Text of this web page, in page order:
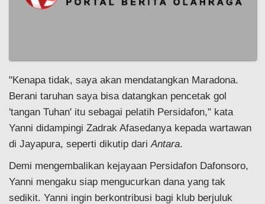
"Kenapa tidak, saya akan mendatangkan Maradona.
Berani taruhan saya bisa datangkan pencetak gol
'tangan Tuhan' itu sebagai pelatih Persidafon," kata
Yanni didampingi Zadrak Afasedanya kepada wartawan
di Jayapura, seperti dikutip dari Antara.
Demi mengembalikan kejayaan Persidafon Dafonsoro,
Yanni mengaku siap mengucurkan dana yang tak
sedikit. Yanni ingin berkontribusi bagi klub berjuluk